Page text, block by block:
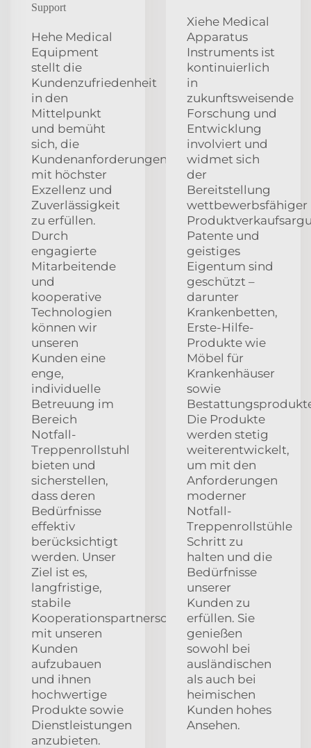
Support
Hehe Medical
Equipment
stellt die
Kundenzufriedenheit
in den
Mittelpunkt
und bemüht
sich, die
Kundenanforderungen
mit höchster
Exzellenz und
Zuverlässigkeit
zu erfüllen.
Durch
engagierte
Mitarbeitende
und
kooperative
Technologien
können wir
unseren
Kunden eine
enge,
individuelle
Betreuung im
Bereich
Notfall-
Treppenrollstuhl
bieten und
sicherstellen,
dass deren
Bedürfnisse
effektiv
berücksichtigt
werden. Unser
Ziel ist es,
langfristige,
stabile
Kooperationspartnerschaften
mit unseren
Kunden
aufzubauen
und ihnen
hochwertige
Produkte sowie
Dienstleistungen
anzubieten.
Xiehe Medical
Apparatus
Instruments ist
kontinuierlich
in
zukunftsweisende
Forschung und
Entwicklung
involviert und
widmet sich
der
Bereitstellung
wettbewerbsfähiger
Patente und
geistiges
Eigentum sind
geschützt –
darunter
Krankenbetten,
Erste-Hilfe-
Produkte wie
Möbel für
Krankenhäuser
sowie
Die Produkte
werden stetig
weiterentwickelt,
um mit den
Anforderungen
moderner
Notfall-
Treppenrollstühle
Schritt zu
halten und die
Bedürfnisse
unserer
Kunden zu
erfüllen. Sie
genießen
sowohl bei
ausländischen
als auch bei
heimischen
Kunden hohes
Ansehen.